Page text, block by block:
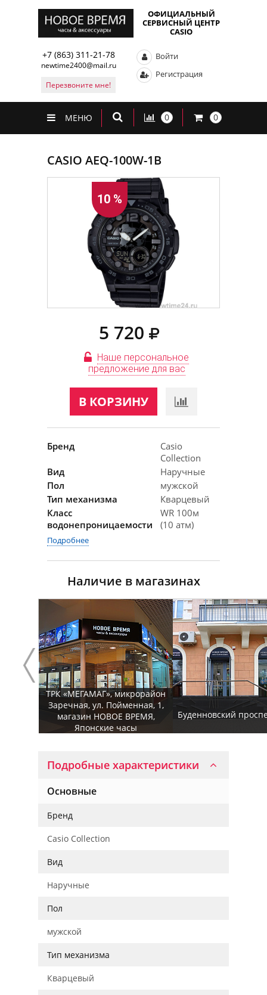
ОФИЦИАЛЬНЫЙ
СЕРВИСНЫЙ ЦЕНТР
CASIO
+7 (863) 311-21-78
newtime2400@mail.ru
Перезвоните мне!
Войти
Регистрация
МЕНЮ 0 0
CASIO AEQ-100W-1B
10 %
5 720
Наше персональное
предложение для вас
В КОРЗИНУ
Бренд
Casio
Collection
Вид
Наручные
Пол
мужской
Тип механизма
Кварцевый
Класс
водонепроницаемости
WR 100м
(10 атм)
Подробнее
Наличие в магазинах
ТРК «МЕГАМАГ», микрорайон
Заречная, ул. Пойменная, 1,
магазин НОВОЕ ВРЕМЯ,
Японские часы
Буденновский
Подробные характеристики
Основные
Бренд
Casio Collection
Вид
Наручные
Пол
мужской
Тип механизма
Кварцевый